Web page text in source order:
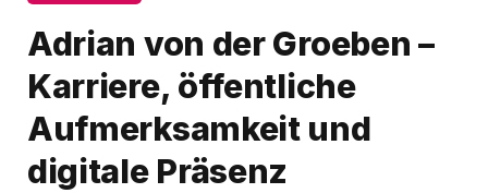
Adrian von der Groeben –
Karriere, öffentliche
Aufmerksamkeit und
digitale Präsenz